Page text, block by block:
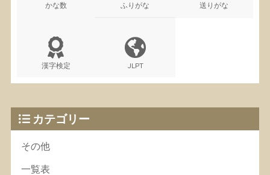
かな数 ふりがな 送りがな
漢字検定 JLPT
カテゴリー
その他
一覧表